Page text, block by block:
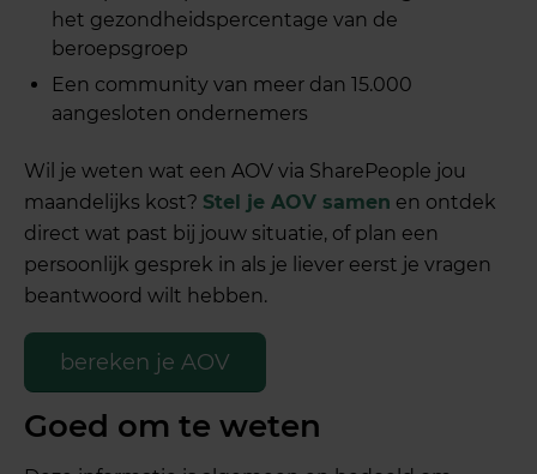
het gezondheidspercentage van de
beroepsgroep
Een community van meer dan 15.000
aangesloten ondernemers
Wil je weten wat een AOV via SharePeople jou
maandelijks kost? Stel je AOV samen en ontdek
direct wat past bij jouw situatie, of plan een
persoonlijk gesprek in als je liever eerst je vragen
beantwoord wilt hebben.
bereken je AOV
Goed om te weten